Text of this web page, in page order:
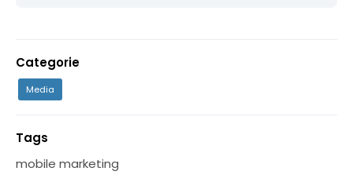
Categorie
Media
Tags
mobile marketing